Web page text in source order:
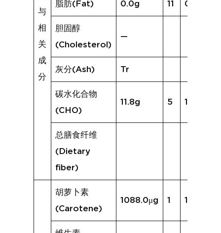
与
相
关
成
分
脂肪(Fat) 0.0g 11 0.3g
胆固醇
(Cholesterol)
—
灰分(Ash) Tr
碳水化合物
(CHO)
11.8g 5 10.5g
总膳食纤维
(Dietary
fiber)
胡萝卜素
(Carotene)
1088.0μg 1 107.5μg